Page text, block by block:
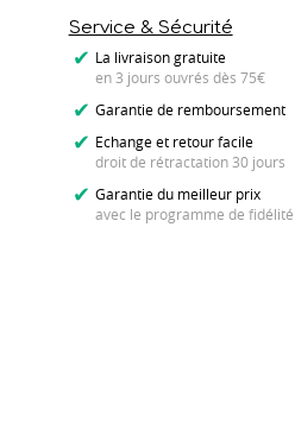
Service & Sécurité
La livraison gratuite
en 3 jours ouvrés dès 75€
Garantie de remboursement
Echange et retour facile
droit de rétractation 30 jours
Garantie du meilleur prix
avec le programme de fidélité